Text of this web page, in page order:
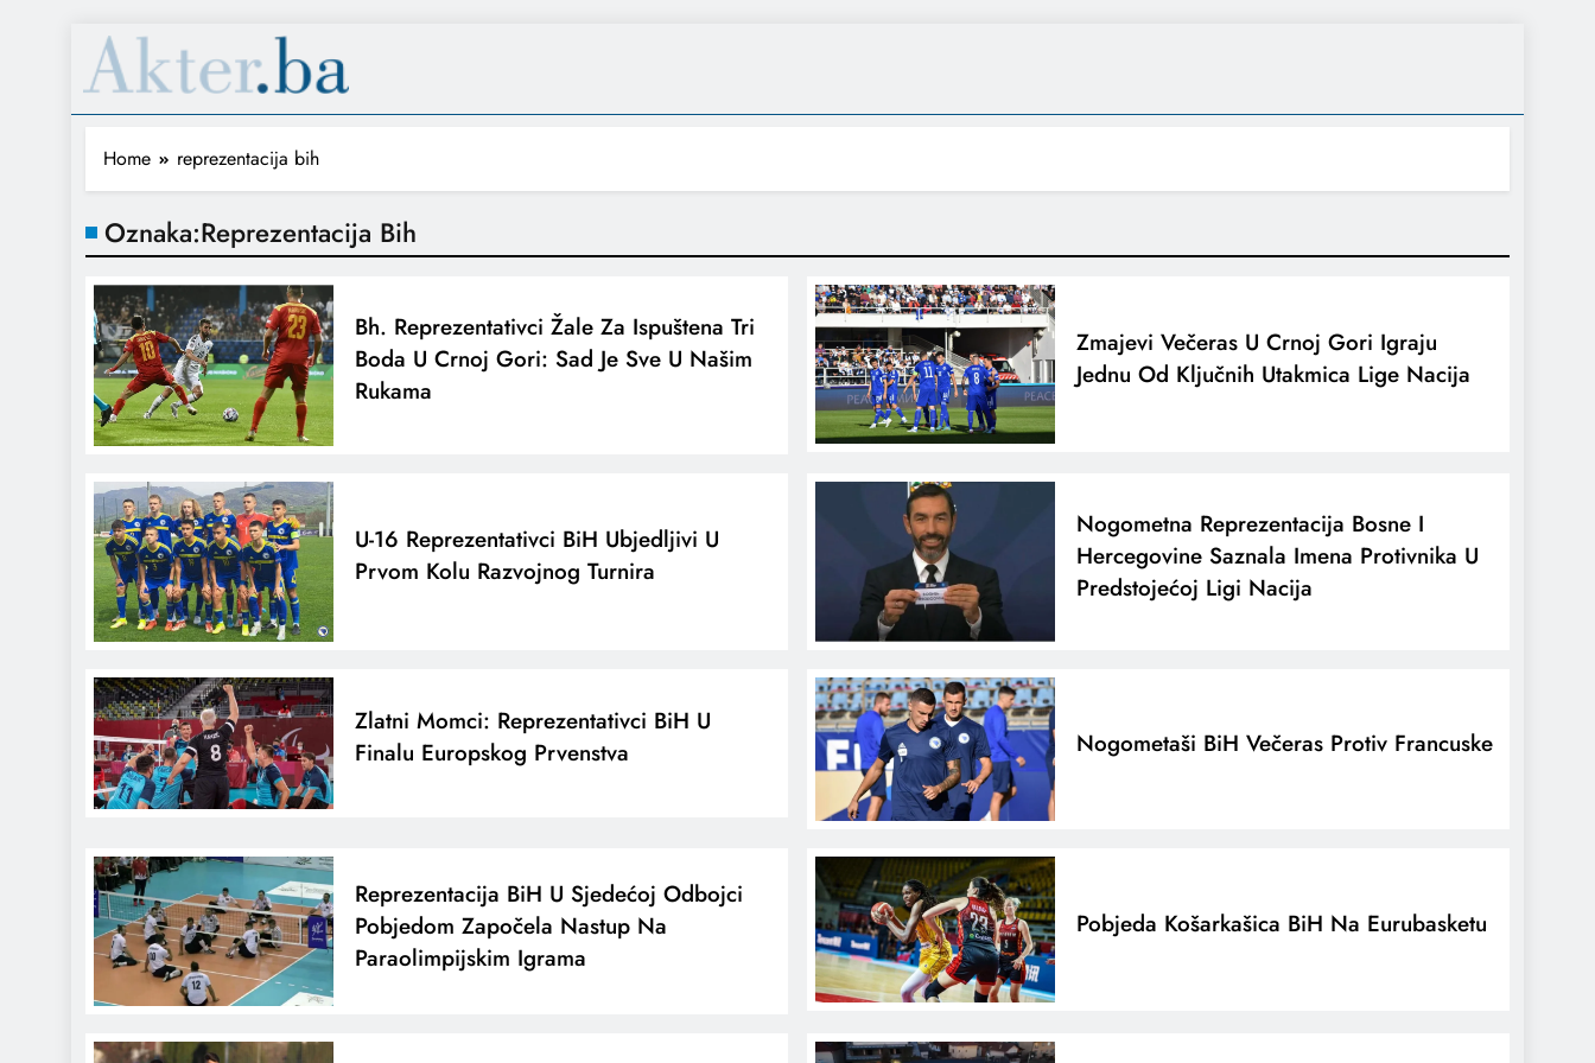
Home reprezentacija bih
Oznaka:Reprezentacija Bih
Bh. Reprezentativci Žale Za Ispuštena Tri
Boda U Crnoj Gori: Sad Je Sve U Našim
Rukama
Zmajevi Večeras U Crnoj Gori Igraju
Jednu Od Ključnih Utakmica Lige Nacija
U-16 Reprezentativci BiH Ubjedljivi U
Prvom Kolu Razvojnog Turnira
Nogometna Reprezentacija Bosne I
Hercegovine Saznala Imena Protivnika U
Predstojećoj Ligi Nacija
Zlatni Momci: Reprezentativci BiH U
Finalu Europskog Prvenstva
Nogometaši BiH Večeras Protiv Francuske
Reprezentacija BiH U Sjedećoj Odbojci
Pobjedom Započela Nastup Na
Paraolimpijskim Igrama
Pobjeda Košarkašica BiH Na Eurubasketu